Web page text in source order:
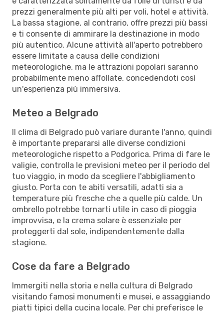
prezzi generalmente più alti per voli, hotel e attività.
La bassa stagione, al contrario, offre prezzi più bassi
e ti consente di ammirare la destinazione in modo
più autentico. Alcune attività all'aperto potrebbero
essere limitate a causa delle condizioni
meteorologiche, ma le attrazioni popolari saranno
probabilmente meno affollate, concedendoti così
un'esperienza più immersiva.
Meteo a Belgrado
Il clima di Belgrado può variare durante l'anno, quindi
è importante prepararsi alle diverse condizioni
meteorologiche rispetto a Podgorica. Prima di fare le
valigie, controlla le previsioni meteo per il periodo del
tuo viaggio, in modo da scegliere l'abbigliamento
giusto. Porta con te abiti versatili, adatti sia a
temperature più fresche che a quelle più calde. Un
ombrello potrebbe tornarti utile in caso di pioggia
improvvisa, e la crema solare è essenziale per
proteggerti dal sole, indipendentemente dalla
stagione.
Cose da fare a Belgrado
Immergiti nella storia e nella cultura di Belgrado
visitando famosi monumenti e musei, e assaggiando
piatti tipici della cucina locale. Per chi preferisce le